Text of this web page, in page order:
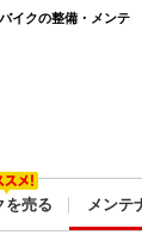
イクの整備・メンテ
を売る メンテ